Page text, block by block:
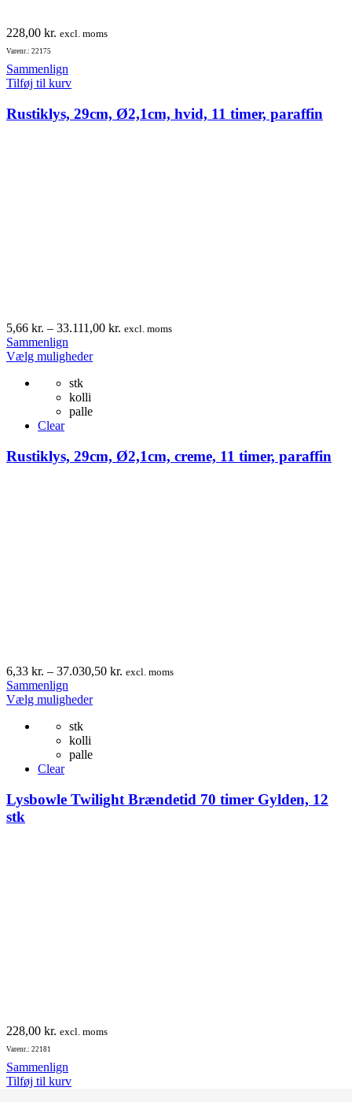
228,00 kr. excl. moms
Varenr.: 22175
Sammenlign
Tilføj til kurv
Rustiklys, 29cm, Ø2,1cm, hvid, 11 timer, paraffin
5,66 kr. – 33.111,00 kr. Prisinterval:
excl. moms
Sammenlign
Vælg mulighederDette
varianter.
vælges
stk
kolli
palle
Clear
Rustiklys, 29cm, Ø2,1cm, creme, 11 timer, paraffin
6,33 kr. – 37.030,50 kr. Prisinterval:
excl. moms
Sammenlign
Vælg mulighederDette
varianter.
vælges
stk
kolli
palle
Clear
Lysbowle Twilight Brændetid 70 timer Gylden, 12
stk
228,00 kr. excl. moms
Varenr.: 22181
Sammenlign
Tilføj til kurv